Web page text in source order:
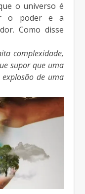
o universo é
o poder e a
Como disse
complexidade,
supor que uma
de uma